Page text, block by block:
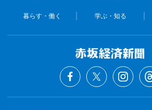
暮らす・働く 学ぶ・知る